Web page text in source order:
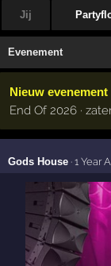
Jij
Evenement
Nieuw evenement
End Of 2026 ·
Gods House ·1 Year